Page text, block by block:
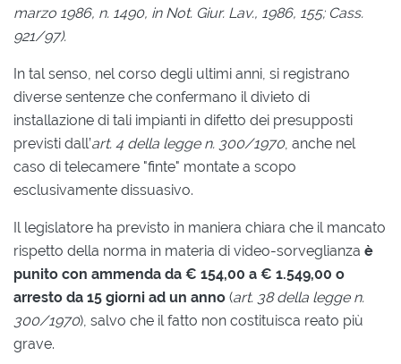
marzo 1986, n. 1490, in Not. Giur. Lav., 1986, 155; Cass.
921/97).
In tal senso, nel corso degli ultimi anni, si registrano
diverse sentenze che confermano il divieto di
installazione di tali impianti in difetto dei presupposti
previsti dall’art. 4 della legge n. 300/1970, anche nel
caso di telecamere "finte" montate a scopo
esclusivamente dissuasivo.
Il legislatore ha previsto in maniera chiara che il mancato
rispetto della norma in materia di video-sorveglianza è
punito con ammenda da € 154,00 a € 1.549,00 o
arresto da 15 giorni ad un anno (art. 38 della legge n.
300/1970), salvo che il fatto non costituisca reato più
grave.